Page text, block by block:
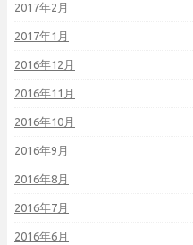
2017年2月
2017年1月
2016年12月
2016年11月
2016年10月
2016年9月
2016年8月
2016年7月
2016年6月